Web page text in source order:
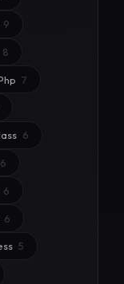
9
8
7
6
6
6
6
5